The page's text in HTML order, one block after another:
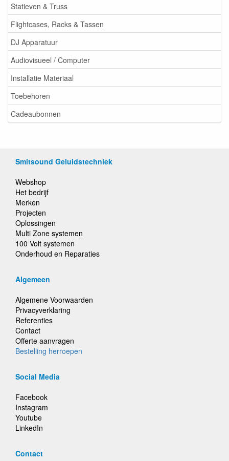
Statieven & Truss
Flightcases, Racks & Tassen
DJ Apparatuur
Audiovisueel / Computer
Installatie Materiaal
Toebehoren
Cadeaubonnen
Smitsound Geluidstechniek
Webshop
Het bedrijf
Merken
Projecten
Oplossingen
Multi Zone systemen
100 Volt systemen
Onderhoud en Reparaties
Algemeen
Algemene Voorwaarden
Privacyverklaring
Referenties
Contact
Offerte aanvragen
Bestelling herroepen
Social Media
Facebook
Instagram
Youtube
LinkedIn
Contact